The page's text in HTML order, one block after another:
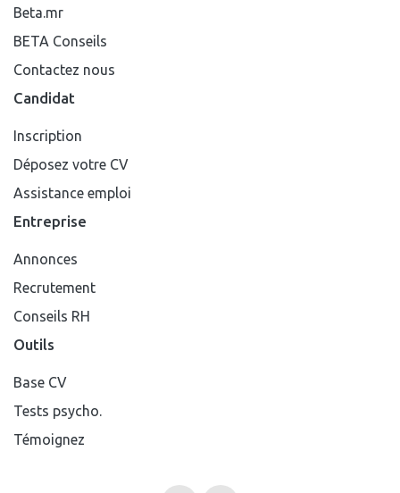
Beta.mr
BETA Conseils
Contactez nous
Candidat
Inscription
Déposez votre CV
Assistance emploi
Entreprise
Annonces
Recrutement
Conseils RH
Outils
Base CV
Tests psycho.
Témoignez